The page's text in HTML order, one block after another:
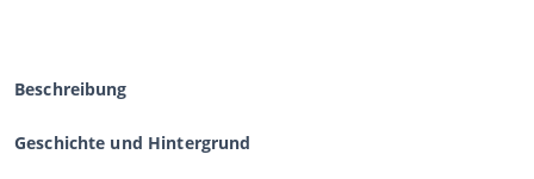
Beschreibung
Geschichte und Hintergrund